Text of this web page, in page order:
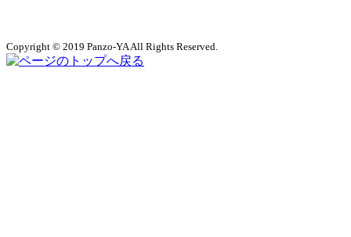
Copyright © 2019 Panzo-YA All Rights Reserved.